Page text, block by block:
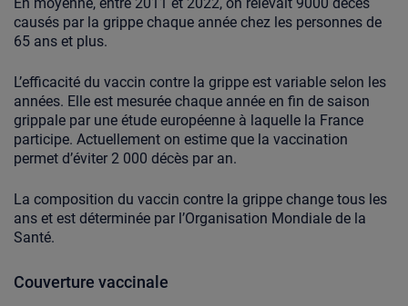
causés par la grippe chaque année chez les personnes de
65 ans et plus.
L’efficacité du vaccin contre la grippe est variable selon les
années. Elle est mesurée chaque année en fin de saison
grippale par une étude européenne à laquelle la France
participe. Actuellement on estime que la vaccination
permet d’éviter 2 000 décès par an.
La composition du vaccin contre la grippe change tous les
ans et est déterminée par l’Organisation Mondiale de la
Santé.
Couverture vaccinale